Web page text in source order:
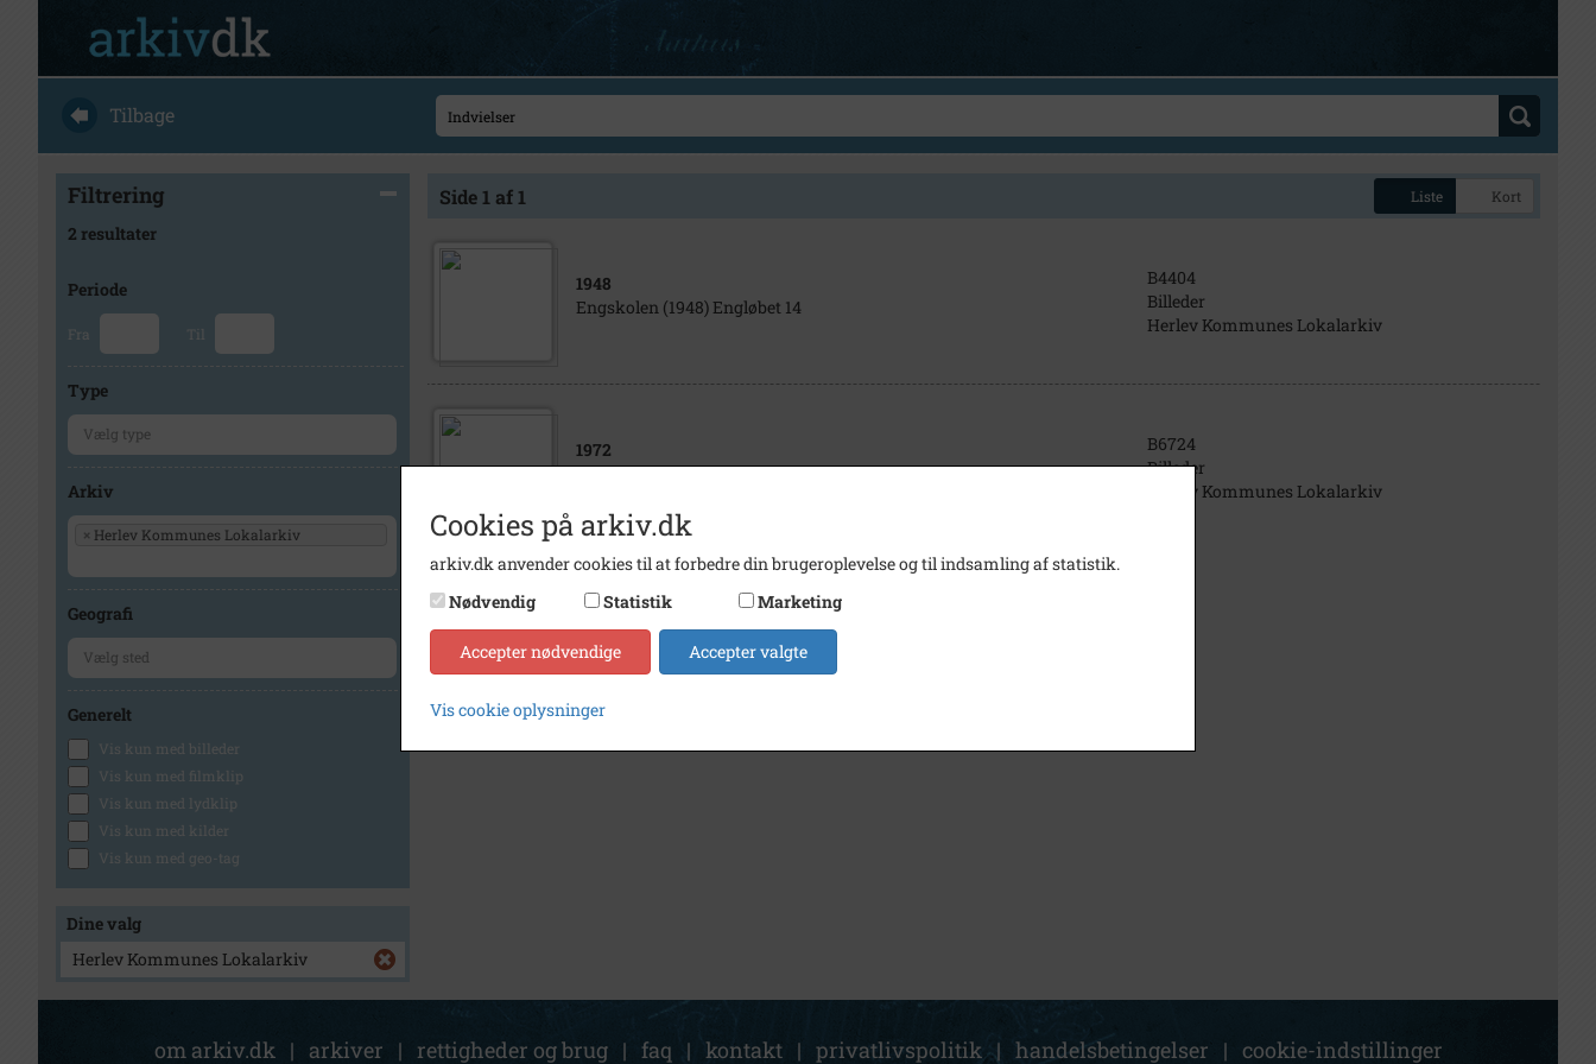
Tilbage
Filtrering
2 resultater
Periode
Fra Til
Type
Arkiv
× Herlev Kommunes Lokalarkiv
Geografi
Generelt
Vis kun med billeder
Vis kun med filmklip
Vis kun med lydklip
Vis kun med kilder
Vis kun med geo-tag
Dine valg
Herlev Kommunes Lokalarkiv
Side 1 af 1 Liste Kort
1948
Engskolen (1948) Engløbet 14
B4404
Billeder
Herlev Kommunes Lokalarkiv
1972
Herlev Bymidte (1972) Herlev Bymidtecenter
B6724
Billeder
Herlev Kommunes Lokalarkiv
1
om arkiv.dk | arkiver | rettigheder og brug | faq | kontakt | privatlivspolitik | handelsbetingelser | cookie-indstillinger
Cookies på arkiv.dk
arkiv.dk anvender cookies til at forbedre din brugeroplevelse og til indsamling af statistik.
Nødvendig
Statistik Marketing
Accepter nødvendige Accepter valgte
Vis cookie oplysninger